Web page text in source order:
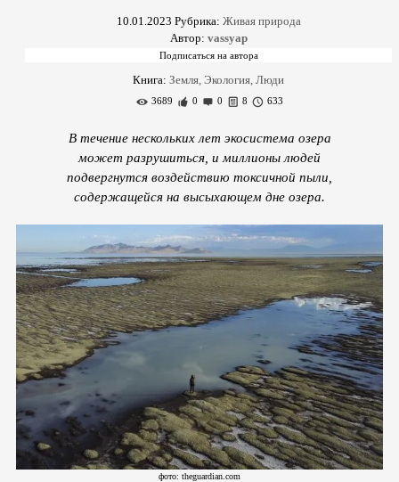
10.01.2023 Рубрика: Живая природа
Автор: vassyap
Книга: Земля, Экология, Люди
3689 0 0 8 633
В течение нескольких лет экосистема озера
может разрушиться, и миллионы людей
подвергнутся воздействию токсичной пыли,
содержащейся на высыхающем дне озера.
фото: theguardian.com